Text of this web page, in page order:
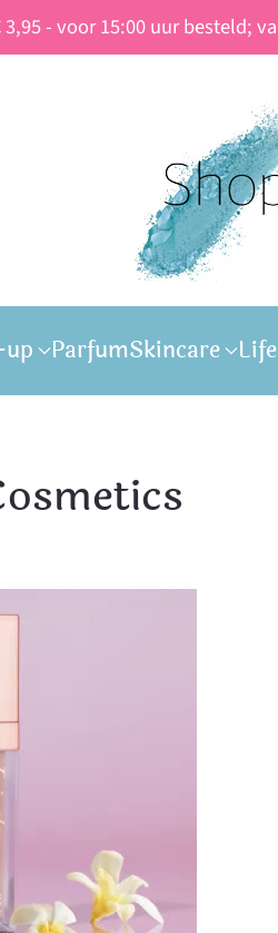
- voor 15:00 uur besteld;
ParfumSkincare